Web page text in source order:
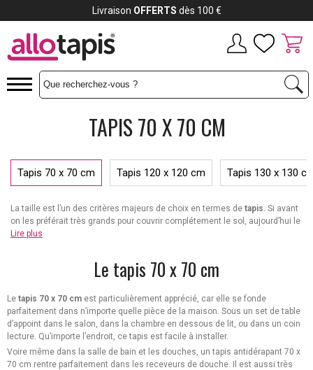
TAPIS 70 X 70 CM
Tapis 70 x 70 cm Tapis 120 x 120 cm Tapis 130 x 130
La taille est l’un des critères majeurs de choix en termes de tapis . Si avant
on les préférait très grands pour couvrir complétement le sol, aujourd’hui le
tapis se décline sous plusieurs dimensions pour sublimer toutes les
Lire plus
Le tapis 70 x 70 cm
Le tapis 70 x 70 cm est particulièrement apprécié, car elle se fonde
parfaitement dans n’importe quelle pièce de la maison. Sous un set de table
d’appoint dans le salon, dans la chambre en dessous de lit, ou dans un coin
lecture. Qu’importe l’endroit, ce tapis est facile à installer.
Voire même dans la salle de bain et les douches, un tapis antidérapant 70 x
70 cm rentre parfaitement dans les receveurs de douche. Il est aussi très
Livraison OFFERTS dès 100 €